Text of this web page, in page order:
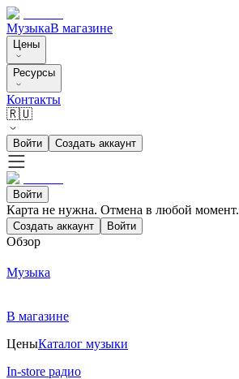
МузыкаВ магазине
Цены
Ресурсы
Контакты
🇷🇺
Войти Создать аккаунт
Войти
Карта не нужна. Отмена в любой момент.
Создать аккаунт Войти
Обзор
Музыка
В магазине
ЦеныКаталог музыки
In-store радио